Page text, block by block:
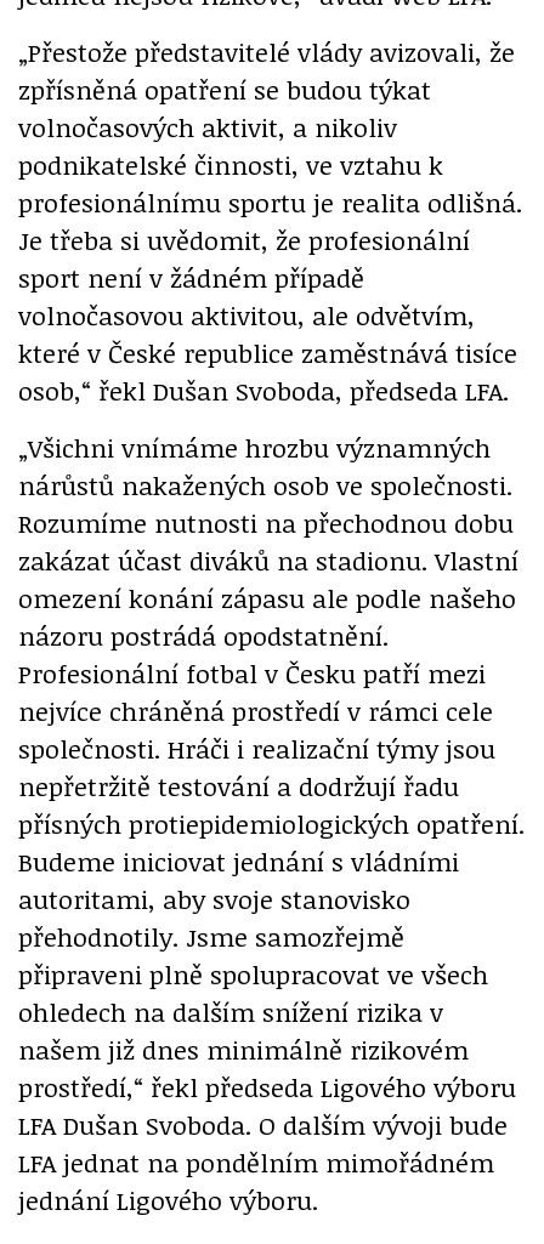
„Přestože představitelé vlády avizovali, že
zpřísněná opatření se budou týkat
volnočasových aktivit, a nikoliv
podnikatelské činnosti, ve vztahu k
profesionálnímu sportu je realita odlišná.
Je třeba si uvědomit, že profesionální
sport není v žádném případě
volnočasovou aktivitou, ale odvětvím,
které v České republice zaměstnává tisíce
osob,“ řekl Dušan Svoboda, předseda LFA.
„Všichni vnímáme hrozbu významných
nárůstů nakažených osob ve společnosti.
Rozumíme nutnosti na přechodnou dobu
zakázat účast diváků na stadionu. Vlastní
omezení konání zápasu ale podle našeho
názoru postrádá opodstatnění.
Profesionální fotbal v Česku patří mezi
nejvíce chráněná prostředí v rámci cele
společnosti. Hráči i realizační týmy jsou
nepřetržitě testování a dodržují řadu
přísných protiepidemiologických opatření.
Budeme iniciovat jednání s vládními
autoritami, aby svoje stanovisko
přehodnotily. Jsme samozřejmě
připraveni plně spolupracovat ve všech
ohledech na dalším snížení rizika v
našem již dnes minimálně rizikovém
prostředí,“ řekl předseda Ligového výboru
LFA Dušan Svoboda. O dalším vývoji bude
LFA jednat na pondělním mimořádném
jednání Ligového výboru.